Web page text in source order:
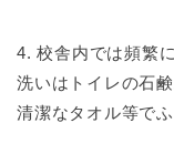
4. 校舎内では頻繁
洗いはトイレの石
清潔なタオル等で